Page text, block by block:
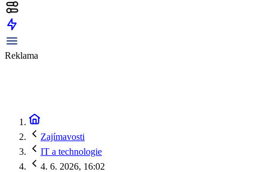
Reklama
Zajímavosti
IT a technologie
4. 6. 2026, 16:02